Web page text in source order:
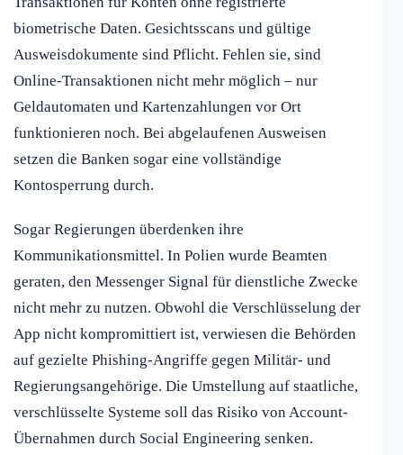
biometrische Daten. Gesichtsscans und gültige
Ausweisdokumente sind Pflicht. Fehlen sie, sind
Online-Transaktionen nicht mehr möglich – nur
Geldautomaten und Kartenzahlungen vor Ort
funktionieren noch. Bei abgelaufenen Ausweisen
setzen die Banken sogar eine vollständige
Kontosperrung durch.
Sogar Regierungen überdenken ihre
Kommunikationsmittel. In Polien wurde Beamten
geraten, den Messenger Signal für dienstliche Zwecke
nicht mehr zu nutzen. Obwohl die Verschlüsselung der
App nicht kompromittiert ist, verwiesen die Behörden
auf gezielte Phishing-Angriffe gegen Militär- und
Regierungsangehörige. Die Umstellung auf staatliche,
verschlüsselte Systeme soll das Risiko von Account-
Übernahmen durch Social Engineering senken.